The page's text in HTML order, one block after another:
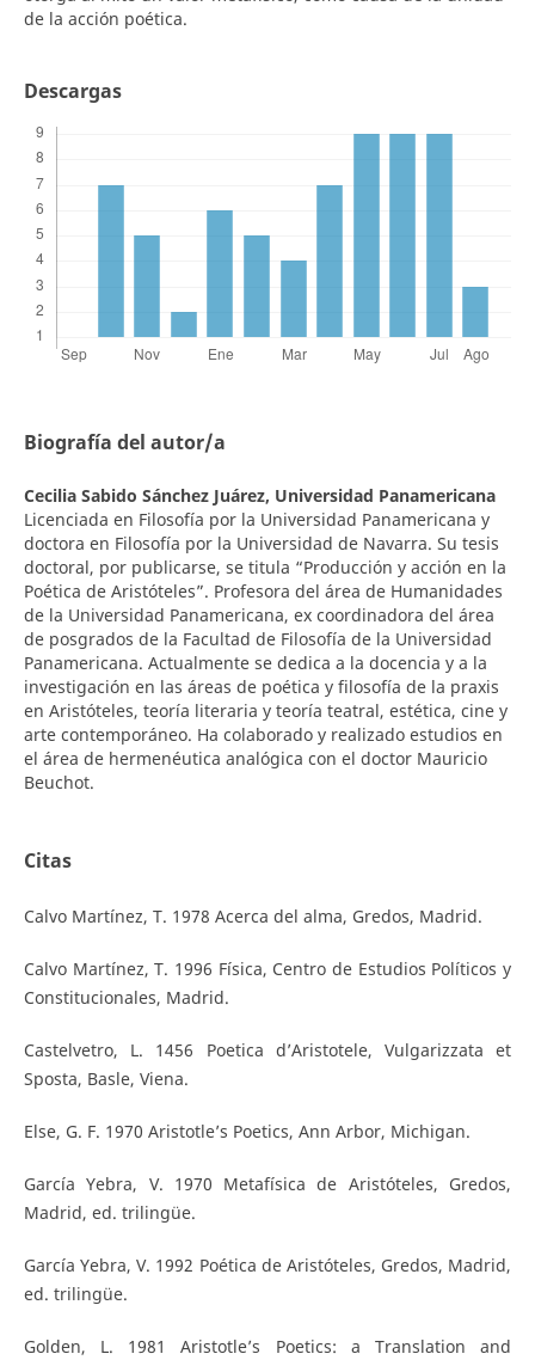
de la acción poética.
Descargas
Biografía del autor/a
Cecilia Sabido Sánchez Juárez, Universidad Panamericana
Licenciada en Filosofía por la Universidad Panamericana y
doctora en Filosofía por la Universidad de Navarra. Su tesis
doctoral, por publicarse, se titula “Producción y acción en la
Poética de Aristóteles”. Profesora del área de Humanidades
de la Universidad Panamericana, ex coordinadora del área
de posgrados de la Facultad de Filosofía de la Universidad
Panamericana. Actualmente se dedica a la docencia y a la
investigación en las áreas de poética y filosofía de la praxis
en Aristóteles, teoría literaria y teoría teatral, estética, cine y
arte contemporáneo. Ha colaborado y realizado estudios en
el área de hermenéutica analógica con el doctor Mauricio
Beuchot.
Citas
Calvo Martínez, T. 1978 Acerca del alma, Gredos, Madrid.
Calvo Martínez, T. 1996 Física, Centro de Estudios Políticos y
Constitucionales, Madrid.
Castelvetro, L. 1456 Poetica d’Aristotele, Vulgarizzata et
Sposta, Basle, Viena.
Else, G. F. 1970 Aristotle’s Poetics, Ann Arbor, Michigan.
García Yebra, V. 1970 Metafísica de Aristóteles, Gredos,
Madrid, ed. trilingüe.
García Yebra, V. 1992 Poética de Aristóteles, Gredos, Madrid,
ed. trilingüe.
Golden, L. 1981 Aristotle’s Poetics: a Translation and